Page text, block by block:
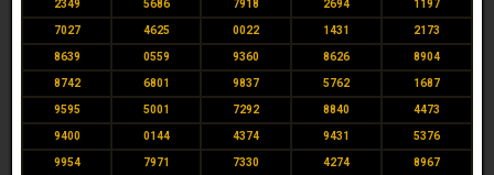
2349 5686 7918 2694 1197
7027 4625 0022 1431 2173
8639 0559 9360 8626 8904
8742 6801 9837 5762 1687
9595 5001 7292 8840 4473
9400 0144 4374 9431 5376
9954 7971 7330 4274 8967